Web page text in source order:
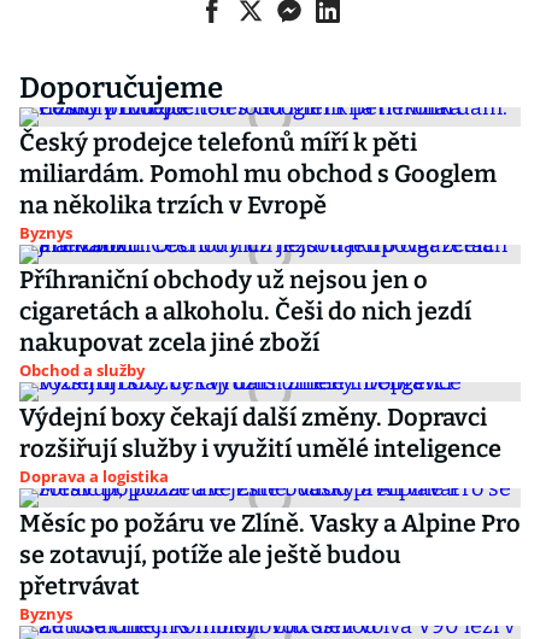
Doporučujeme
Český prodejce telefonů míří k pěti
miliardám. Pomohl mu obchod s Googlem
na několika trzích v Evropě
Byznys
Příhraniční obchody už nejsou jen o
cigaretách a alkoholu. Češi do nich jezdí
nakupovat zcela jiné zboží
Obchod a služby
Výdejní boxy čekají další změny. Dopravci
rozšiřují služby i využití umělé inteligence
Doprava a logistika
Měsíc po požáru ve Zlíně. Vasky a Alpine Pro
se zotavují, potíže ale ještě budou
přetrvávat
Byznys